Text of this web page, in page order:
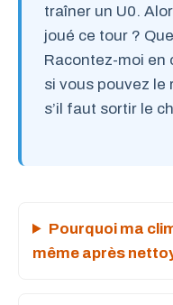
traîner un U0.
joué ce tour ?
Racontez-moi en
si vous pouvez le
s’il faut sortir le
Pourquoi ma
même après